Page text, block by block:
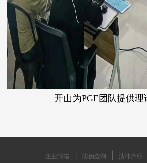
开山为PGE团队提供理
企业邮箱 防伪查询 法律声明